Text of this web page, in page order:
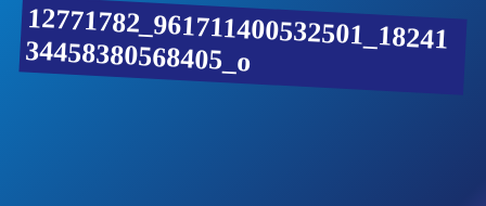
12771782_961711400532501_18241
34458380568405_o